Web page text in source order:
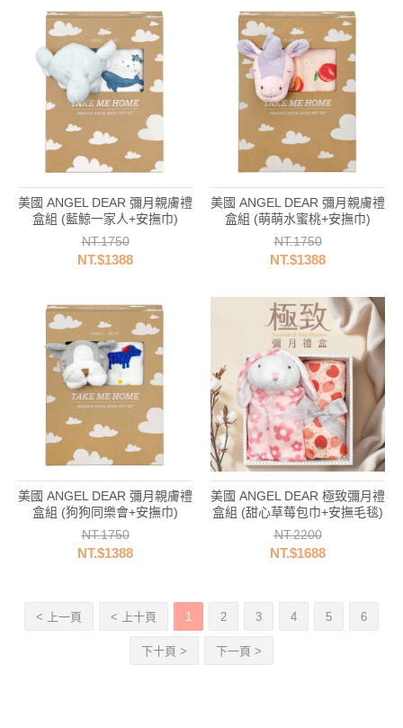
美國 ANGEL DEAR 彌月親膚禮
盒組 (藍鯨一家人+安撫巾)
NT.1750
NT.$1388
美國 ANGEL DEAR 彌月親膚禮
盒組 (萌萌水蜜桃+安撫巾)
NT.1750
NT.$1388
美國 ANGEL DEAR 彌月親膚禮
盒組 (狗狗同樂會+安撫巾)
NT.1750
NT.$1388
美國 ANGEL DEAR 極致彌月禮
盒組 (甜心草莓包巾+安撫毛毯)
NT.2200
NT.$1688
< 上一頁 < 上十頁 1 2 3 4 5 6
下十頁 > 下一頁 >